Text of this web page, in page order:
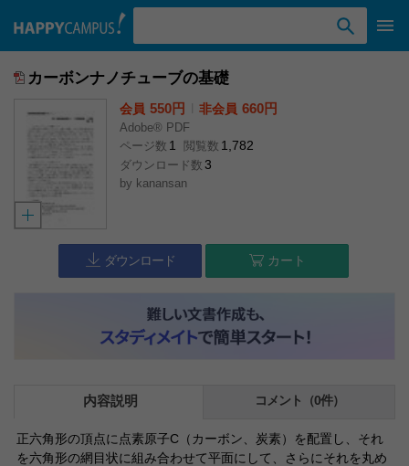
カーボンナノチューブの基礎
会員 550円 非会員 660円
Adobe® PDF
ページ数 1 閲覧数 1,782
ダウンロード数 3
by kanansan
ダウンロード カート
内容説明 コメント（0件）
正六角形の頂点に点素原子C（カーボン、炭素）を配置し、それ
を六角形の網目状に組み合わせて平面にして、さらにそれを丸め